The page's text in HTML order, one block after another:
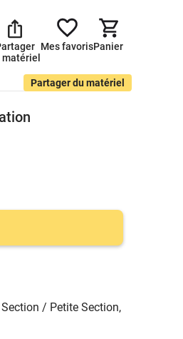
matériel
Mes favorisPanier
Partager du matériel
/ Petite Section,